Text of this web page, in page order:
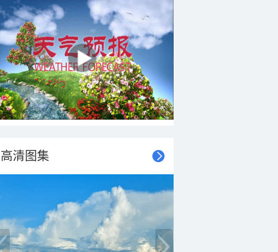
高清图集